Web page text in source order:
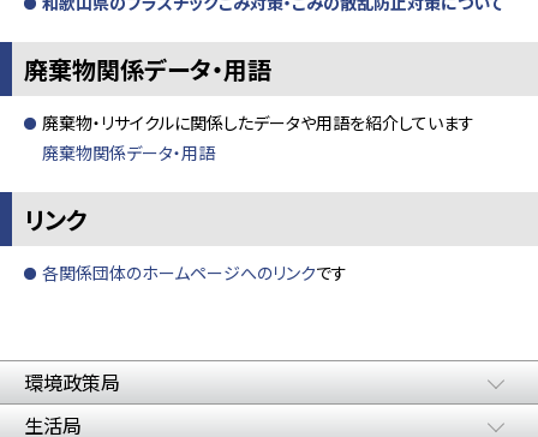
廃棄物関係データ・用語
廃棄物・リサイクルに関係したデータや用語を紹介しています
廃棄物関係データ・用語
リンク
各関係団体のホームページへのリンクです
環境政策局
生活局